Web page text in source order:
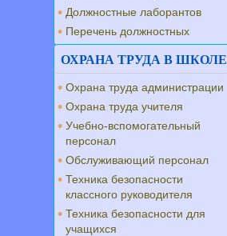
Должностные лаборантов
Перечень должностных
ОХРАНА ТРУДА В ШКОЛЕ
Охрана труда администрации
Охрана труда учителя
Учебно-вспомогательный
персонал
Обслуживающий персонал
Техника безопасности
классного руководителя
Техника безопасности для
учащихся